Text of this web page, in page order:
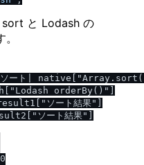
と Lodash の
ート|
orderBy()"]
ソート結果"]
ソート結果"]